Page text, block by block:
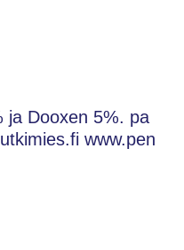
ja Dooxen 5%. pa
www.pen